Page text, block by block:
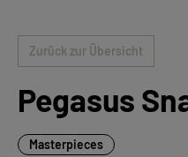
Zurück zur Übersicht
Pegasus
Masterpieces